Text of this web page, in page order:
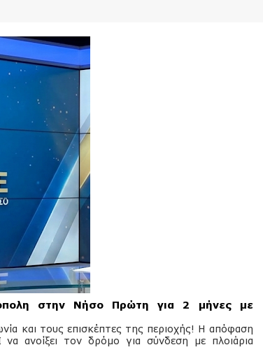
στην Νήσο Πρώτη για 2 μήνες με
και τους επισκέπτες της περιοχής! Η απόφαση
ανοίξει τον δρόμο για σύνδεση με πλοιάρια